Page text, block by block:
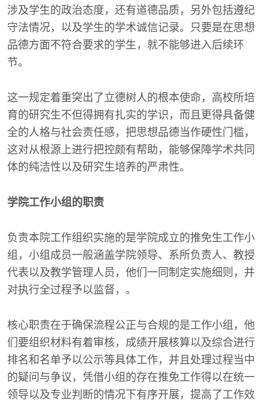
涉及学生的政治态度，还有道德品质，另外包括遵纪
守法情况，以及学生的学术诚信记录。只要是在思想
品德方面不符合要求的学生，就不能够进入后续环
节。
这一规定着重突出了立德树人的根本使命，高校所培
育的研究生不但得拥有扎实的学识，而且更得具备健
全的人格与社会责任感，把思想品德当作硬性门槛，
这对从根源上进行把控颇有帮助，能够保障学术共同
体的纯洁性以及研究生培养的严肃性。
学院工作小组的职责
负责本院工作组织实施的是学院成立的推免生工作小
组，小组成员一般涵盖学院领导、系所负责人、教授
代表以及教学管理人员，他们一同制定实施细则，并
对执行全过程予以监督，。
核心职责在于确保流程公正与合规的是工作小组，他
们要组织材料有着审核，成绩开展核算以及综合进行
排名和名单予以公示等具体工作，并且处理过程当中
的疑问与争议，凭借小组的存在推免工作得以在统一
领导以及专业判断的情况下有序开展，提高了工作效